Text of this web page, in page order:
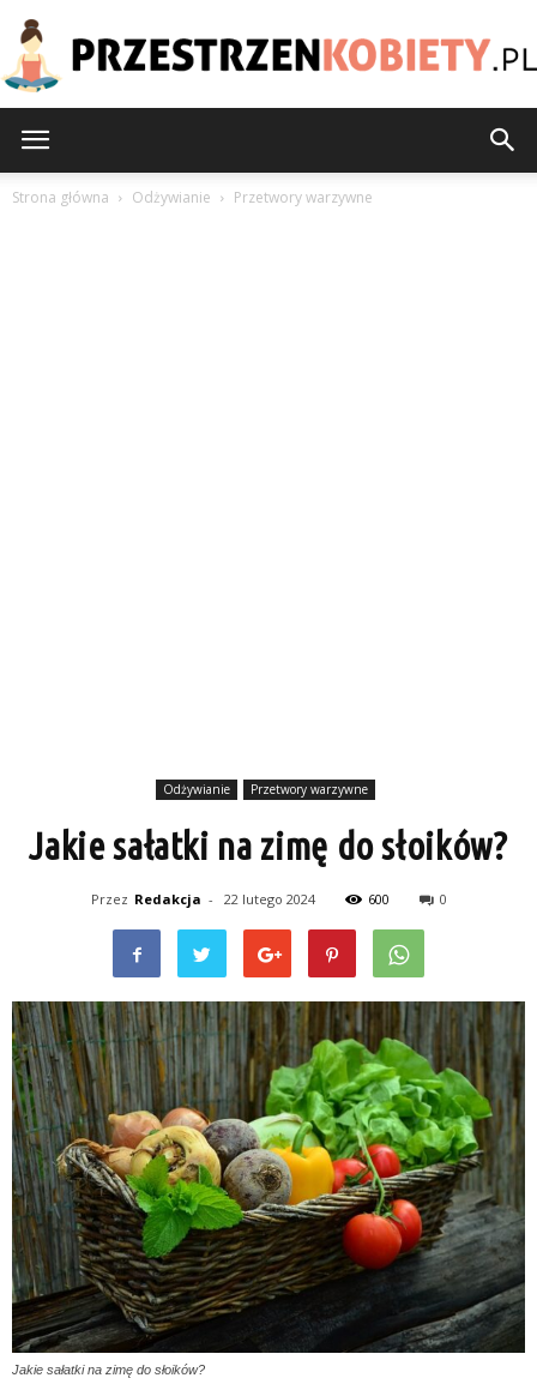
Strona główna Odżywianie Przetwory warzywne
Odżywianie Przetwory warzywne
Jakie sałatki na zimę do słoików?
Przez Redakcja - 22 lutego 2024 600 0
Jakie sałatki na zimę do słoików?